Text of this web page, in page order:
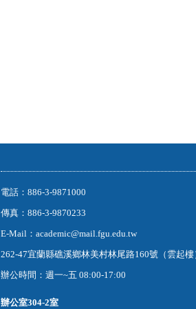
電話：886-3-9871000
傳真：886-3-9870233
E-Mail：academic@mail.fgu.edu.tw
262-47宜蘭縣礁溪鄉林美村林尾路160號（雲起
辦公時間：週一~五 08:00-17:00
辦公室304-2室